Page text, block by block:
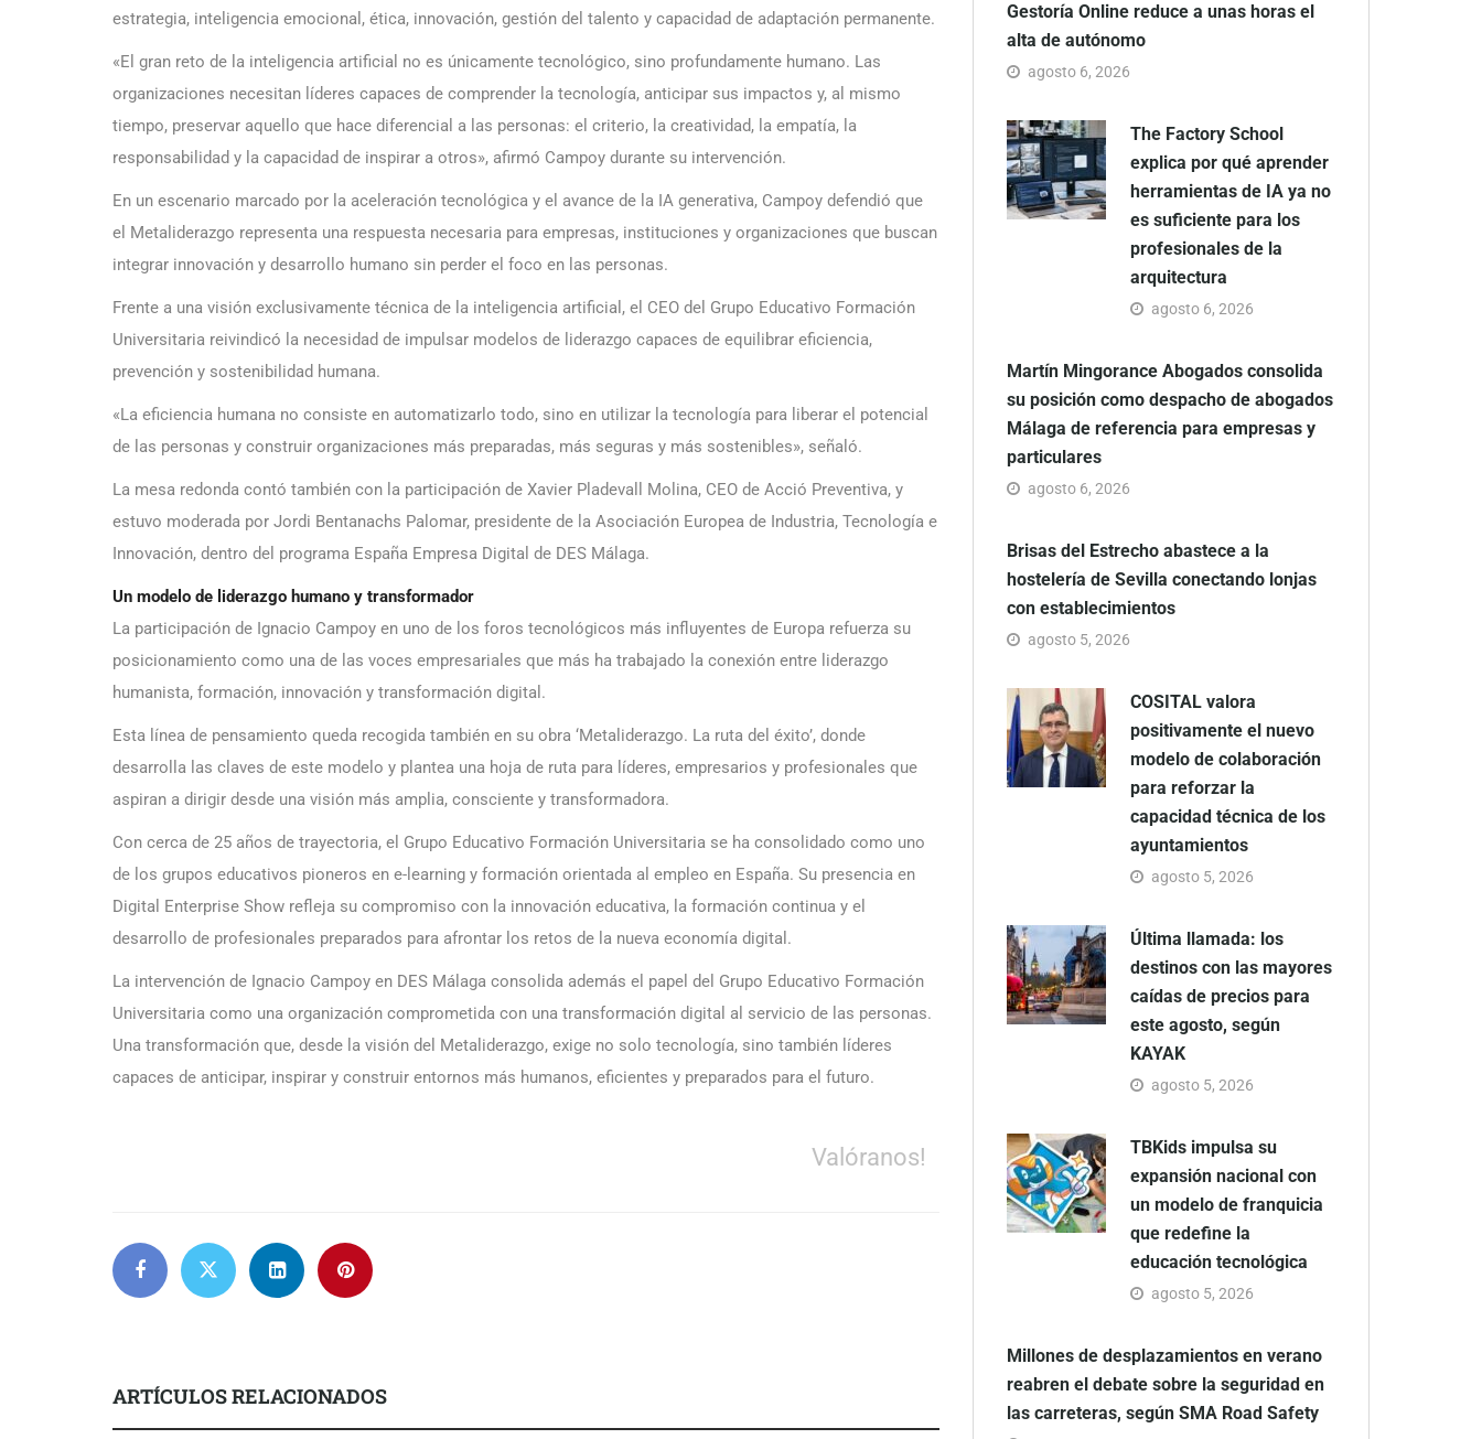
estrategia, inteligencia emocional, ética, innovación, gestión del talento y capacidad de adaptación permanente.
«El gran reto de la inteligencia artificial no es únicamente tecnológico, sino profundamente humano. Las
organizaciones necesitan líderes capaces de comprender la tecnología, anticipar sus impactos y, al mismo
tiempo, preservar aquello que hace diferencial a las personas: el criterio, la creatividad, la empatía, la
responsabilidad y la capacidad de inspirar a otros», afirmó Campoy durante su intervención.
En un escenario marcado por la aceleración tecnológica y el avance de la IA generativa, Campoy defendió que
el Metaliderazgo representa una respuesta necesaria para empresas, instituciones y organizaciones que buscan
integrar innovación y desarrollo humano sin perder el foco en las personas.
Frente a una visión exclusivamente técnica de la inteligencia artificial, el CEO del Grupo Educativo Formación
Universitaria reivindicó la necesidad de impulsar modelos de liderazgo capaces de equilibrar eficiencia,
prevención y sostenibilidad humana.
«La eficiencia humana no consiste en automatizarlo todo, sino en utilizar la tecnología para liberar el potencial
de las personas y construir organizaciones más preparadas, más seguras y más sostenibles», señaló.
La mesa redonda contó también con la participación de Xavier Pladevall Molina, CEO de Acció Preventiva, y
estuvo moderada por Jordi Bentanachs Palomar, presidente de la Asociación Europea de Industria, Tecnología e
Innovación, dentro del programa España Empresa Digital de DES Málaga.
Un modelo de liderazgo humano y transformador
La participación de Ignacio Campoy en uno de los foros tecnológicos más influyentes de Europa refuerza su
posicionamiento como una de las voces empresariales que más ha trabajado la conexión entre liderazgo
humanista, formación, innovación y transformación digital.
Esta línea de pensamiento queda recogida también en su obra ‘Metaliderazgo. La ruta del éxito’, donde
desarrolla las claves de este modelo y plantea una hoja de ruta para líderes, empresarios y profesionales que
aspiran a dirigir desde una visión más amplia, consciente y transformadora.
Con cerca de 25 años de trayectoria, el Grupo Educativo Formación Universitaria se ha consolidado como uno
de los grupos educativos pioneros en e-learning y formación orientada al empleo en España. Su presencia en
Digital Enterprise Show refleja su compromiso con la innovación educativa, la formación continua y el
desarrollo de profesionales preparados para afrontar los retos de la nueva economía digital.
La intervención de Ignacio Campoy en DES Málaga consolida además el papel del Grupo Educativo Formación
Universitaria como una organización comprometida con una transformación digital al servicio de las personas.
Una transformación que, desde la visión del Metaliderazgo, exige no solo tecnología, sino también líderes
capaces de anticipar, inspirar y construir entornos más humanos, eficientes y preparados para el futuro.
Valóranos!
ARTÍCULOS RELACIONADOS
Gestoría Online reduce a unas horas el
alta de autónomo
agosto 6, 2026
The Factory School
explica por qué aprender
herramientas de IA ya no
es suficiente para los
profesionales de la
arquitectura
agosto 6, 2026
Martín Mingorance Abogados consolida
su posición como despacho de abogados
Málaga de referencia para empresas y
particulares
agosto 6, 2026
Brisas del Estrecho abastece a la
hostelería de Sevilla conectando lonjas
con establecimientos
agosto 5, 2026
COSITAL valora
positivamente el nuevo
modelo de colaboración
para reforzar la
capacidad técnica de los
ayuntamientos
agosto 5, 2026
Última llamada: los
destinos con las mayores
caídas de precios para
este agosto, según
KAYAK
agosto 5, 2026
TBKids impulsa su
expansión nacional con
un modelo de franquicia
que redefine la
educación tecnológica
agosto 5, 2026
Millones de desplazamientos en verano
reabren el debate sobre la seguridad en
las carreteras, según SMA Road Safety